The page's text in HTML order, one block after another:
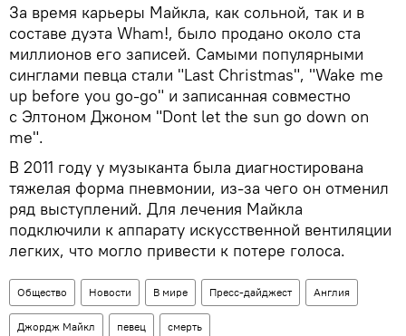
За время карьеры Майкла, как сольной, так и в
составе дуэта Wham!, было продано около ста
миллионов его записей. Самыми популярными
синглами певца стали "Last Christmas", "Wake me
up before you go-go" и записанная совместно
с Элтоном Джоном "Dont let the sun go down on
me".
В 2011 году у музыканта была диагностирована
тяжелая форма пневмонии, из-за чего он отменил
ряд выступлений. Для лечения Майкла
подключили к аппарату искусственной вентиляции
легких, что могло привести к потере голоса.
Общество Новости В мире Пресс-дайджест Англия
Джордж Майкл певец смерть